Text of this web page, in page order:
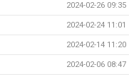
2024-02-26 09:35
2024-02-24 11:01
2024-02-14 11:20
2024-02-06 08:47